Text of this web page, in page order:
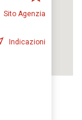
Sito Agenzia
Indicazioni